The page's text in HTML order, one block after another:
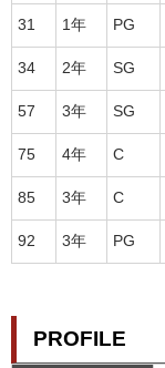
31 1年 PG
34 2年 SG
57 3年 SG
75 4年 C
85 3年 C
92 3年 PG
PROFILE